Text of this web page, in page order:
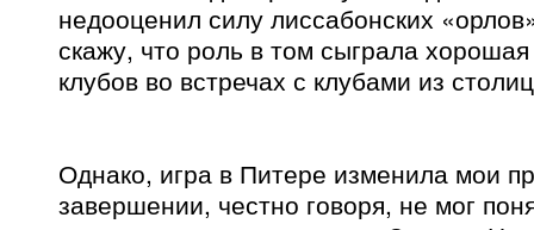
недооценил силу лиссабонских
скажу, что роль в том сыграла
клубов во встречах с клубами из
Однако, игра в Питере изменила мои
завершении, честно говоря, не мог